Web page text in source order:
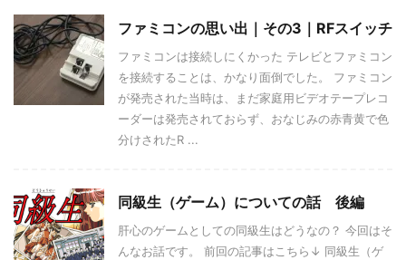
ファミコンの思い出｜その3｜RFスイッチ
ファミコンは接続しにくかった テレビとファミコン
を接続することは、かなり面倒でした。 ファミコン
が発売された当時は、まだ家庭用ビデオテープレコ
ーダーは発売されておらず、おなじみの赤青黄で色
分けされたR ...
同級生（ゲーム）についての話 後編
肝心のゲームとしての同級生はどうなの？ 今回はそ
んなお話です。 前回の記事はこちら↓ 同級生（ゲ